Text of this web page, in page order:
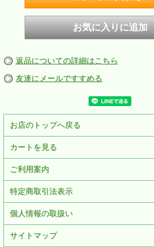
返品についての詳細はこちら
友達にメールですすめる
お店のトップへ戻る
カートを見る
ご利用案内
特定商取引法表示
個人情報の取扱い
サイトマップ